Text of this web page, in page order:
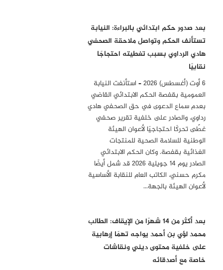
بعد صدور حكم ابتدائي بالبراءة: النيابة
تستأنف الحكم وتواصل ملاحقة الصحفي
هادي الرداوي بسبب تغطيته احتجاجًا
نقابيًا
6 أوت (أغسطس) 2026 – استأنفت النيابة
العمومية بقفصة الحكم الابتدائي القاضي
بعدم سماع الدعوى في حق الصحفي هادي
رداوي، والصادر على خلفية تقرير صحفي
غطّى تحركًا احتجاجيًا لأعوان الهيئة
الوطنية للسلامة الصحية للمنتجات
الغذائية بقفصة. وكان الحكم الابتدائي
الصادر يوم 14 جويلية 2026 قد شمل أيضًا
مكرم حسني، الكاتب العام للنقابة الأساسية
لأعوان الهيئة بالجهة…
بعد أكثر من 14 شهرًا من الإيقاف: الطالب
محمد لؤي بن أحمد يواجه تهمًا إرهابية
على خلفية محتوى ديني ونقاشات
خاصة مع أصدقائه